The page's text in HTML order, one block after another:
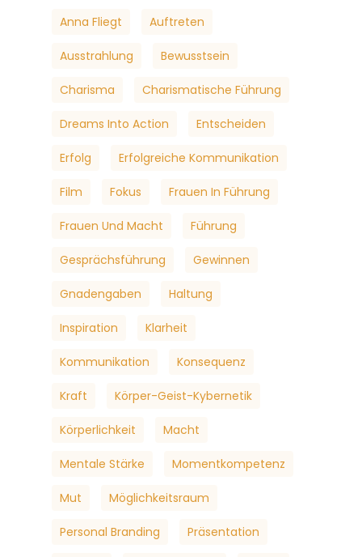
Anna Fliegt Auftreten
Ausstrahlung Bewusstsein
Charisma Charismatische Führung
Dreams Into Action Entscheiden
Erfolg Erfolgreiche Kommunikation
Film Fokus Frauen In Führung
Frauen Und Macht Führung
Gesprächsführung Gewinnen
Gnadengaben Haltung
Inspiration Klarheit
Kommunikation Konsequenz
Kraft Körper-Geist-Kybernetik
Körperlichkeit Macht
Mentale Stärke Momentkompetenz
Mut Möglichkeitsraum
Personal Branding Präsentation